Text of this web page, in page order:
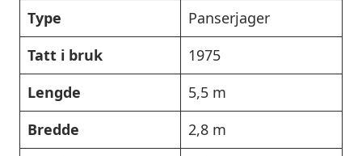
Type
Panserjager
Tatt i bruk
1975
Lengde
5,5 m
Bredde
2,8 m